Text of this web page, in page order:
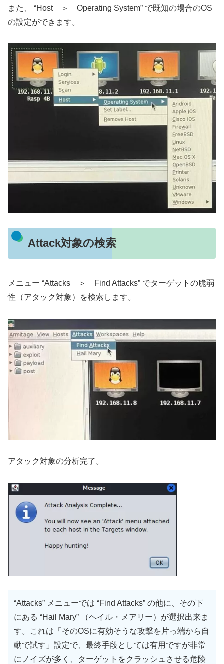
また、 “Host ＞ Operating System” で既知の場合のOS
の設定ができます。
Attack対象の検索
メニュー “Attacks ＞ Find Attacks” でターゲットの脆弱
性（アタック対象）を検索します。
アタック対象の分析完了。
“Attacks” メニューでは “Find Attacks” の他に、その下
にある “Hail Mary” （ヘイル・メアリー）が選択出来ま
す。これは「そのOSに有効そうな攻撃を片っ端から自
動で試す」設定で、最終手段としては有用ですが非常
にノイズが多く、ターゲットをクラッシュさせる危険